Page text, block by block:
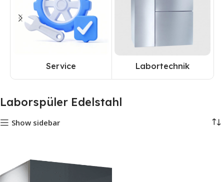
Service Labortechnik
Laborspüler Edelstahl
Show sidebar